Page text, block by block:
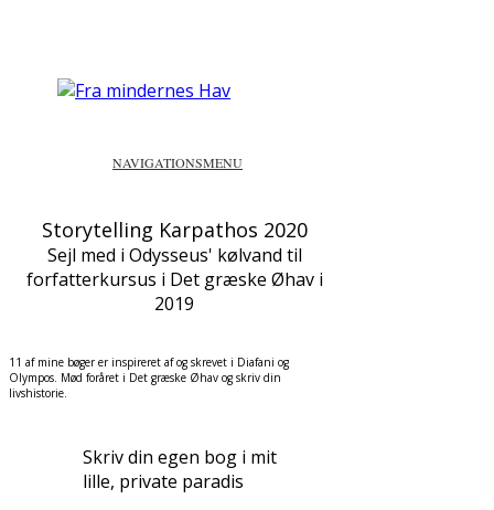
NAVIGATIONSMENU
Storytelling Karpathos 2020
Sejl med i Odysseus' kølvand til
forfatterkursus i Det græske Øhav i
2019
11 af mine bøger er inspireret af og skrevet i Diafani og
Olympos. Mød foråret i Det græske Øhav og skriv din
livshistorie.
Skriv din egen bog i mit
lille, private paradis